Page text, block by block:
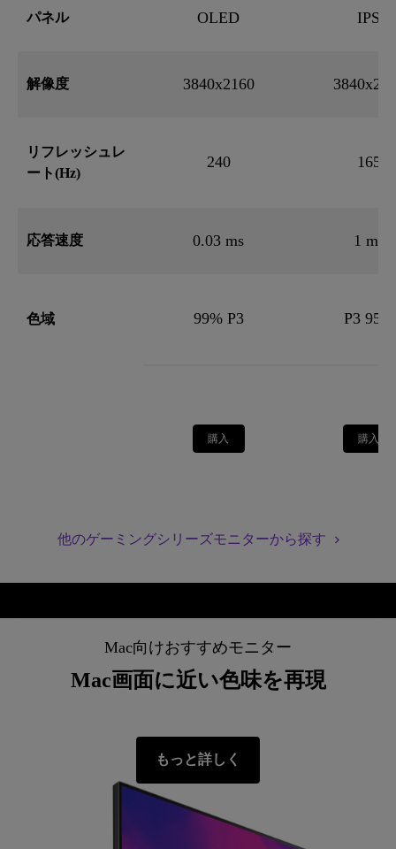
パネル OLED IPS
解像度‎ 3840x2160
リフレッシュレ
ート(Hz)
240 165
応答速度‎ 0.03 ms 1 ms
色域 99% P3 P3 95%
購入 購入
他のゲーミングシリーズモニターから探す
Mac向けおすすめモニター
Mac画面に近い色味を再現
もっと詳しく